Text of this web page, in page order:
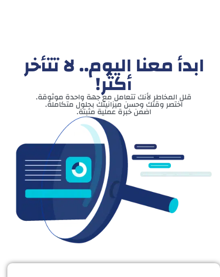
ابدأ معنا اليوم.. لا تتأخر
أكثر!
قلل المخاطر لأنك تتعامل مع جهة واحدة موثوقة.
اختصر وقتك وحسن ميزانيتك بحلول متكاملة.
اضمن خبرة عملية مثبتة.